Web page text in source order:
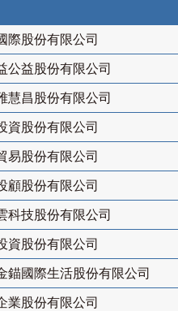
際股份有限公司
公益股份有限公司
慧昌股份有限公司
資股份有限公司
易股份有限公司
顧股份有限公司
科技股份有限公司
資股份有限公司
錨國際生活股份有限公司
業股份有限公司